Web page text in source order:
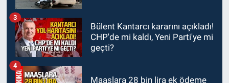
GÜNDEM
00:40Merve Kır Müftüoğlu
Anadolu’yu karış karış geziyor,
Bülent Kantarcı kararını açıkladı!
CHP'de mi kaldı, Yeni Parti'ye mi
geçti?
3
Maaşlara 28 bin lira ek ödeme
4